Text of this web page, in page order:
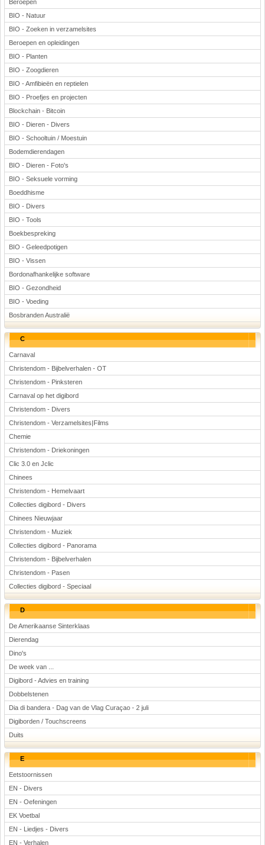
Beroepen
BIO - Natuur
BIO - Zoeken in verzamelsites
Beroepen en opleidingen
BIO - Planten
BIO - Zoogdieren
BIO - Amfibieën en reptielen
BIO - Proefjes en projecten
Blockchain - Bitcoin
BIO - Dieren - Divers
BIO - Schooltuin / Moestuin
Bodemdierendagen
BIO - Dieren - Foto's
BIO - Seksuele vorming
Boeddhisme
BIO - Divers
BIO - Tools
Boekbespreking
BIO - Geleedpotigen
BIO - Vissen
Bordonafhankelijke software
BIO - Gezondheid
BIO - Voeding
Bosbranden Australië
C
Carnaval
Christendom - Bijbelverhalen - OT
Christendom - Pinksteren
Carnaval op het digibord
Christendom - Divers
Christendom - Verzamelsites|Films
Chemie
Christendom - Driekoningen
Clic 3.0 en Jclic
Chinees
Christendom - Hemelvaart
Collecties digibord - Divers
Chinees Nieuwjaar
Christendom - Muziek
Collecties digibord - Panorama
Christendom - Bijbelverhalen
Christendom - Pasen
Collecties digibord - Speciaal
D
De Amerikaanse Sinterklaas
Dierendag
Dino's
De week van ...
Digibord - Advies en training
Dobbelstenen
Dia di bandera - Dag van de Vlag Curaçao - 2 juli
Digiborden / Touchscreens
Duits
E
Eetstoornissen
EN - Divers
EN - Oefeningen
EK Voetbal
EN - Liedjes - Divers
EN - Verhalen